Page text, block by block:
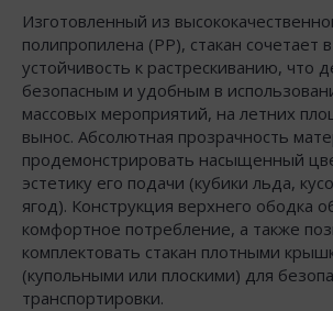
Изготовленный из
полипропилена (РР), стакан сочетает
устойчивость к растрескиванию, что
безопасным и удобным в
массовых мероприятий, на летних
вынос. Абсолютная прозрачность
продемонстрировать насыщенный
эстетику его подачи (кубики льда,
ягод). Конструкция верхнего ободка
комфортное потребление, а также
комплектовать стакан плотными
(купольными или плоскими) для
транспортировки.